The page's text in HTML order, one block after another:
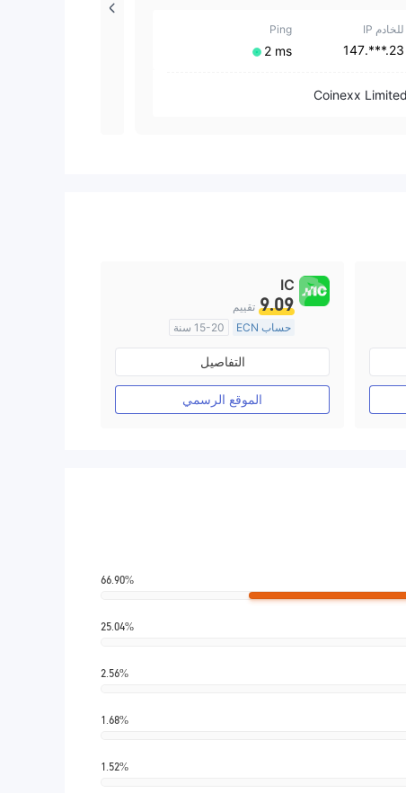
للخادم IP
23.***.147
Ping
⁦2 ms⁩
Coinexx Limited
IC
9.09 تقييم
حساب ECN
15-20 سنة
منظمة في أستراليا
صناعة السوق (MM)
رخصة كاملة ميتاتريدر ٤
التفاصيل
الموقع الرسمي
66.90%
25.04%
2.56%
1.68%
1.52%